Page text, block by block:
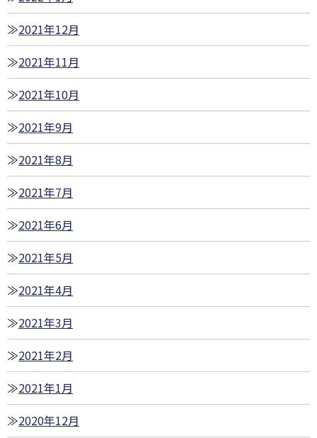
2021年12月
2021年11月
2021年10月
2021年9月
2021年8月
2021年7月
2021年6月
2021年5月
2021年4月
2021年3月
2021年2月
2021年1月
2020年12月